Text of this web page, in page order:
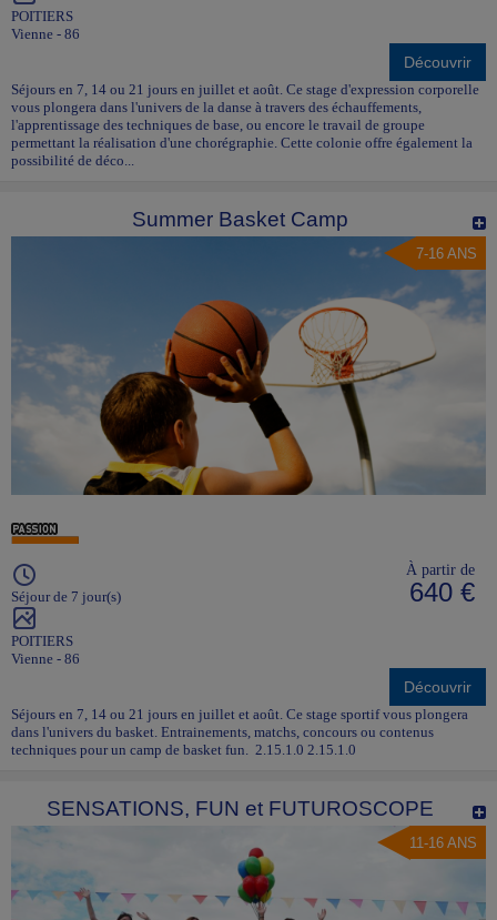
POITIERS
Vienne - 86
Découvrir
Séjours en 7, 14 ou 21 jours en juillet et août. Ce stage d'expression corporelle
vous plongera dans l'univers de la danse à travers des échauffements,
l'apprentissage des techniques de base, ou encore le travail de groupe
permettant la réalisation d'une chorégraphie. Cette colonie offre également la
possibilité de déco...
Summer Basket Camp
7-16 ANS
Séjour de 7 jour(s)
POITIERS
Vienne - 86
À partir de
640 €
Découvrir
Séjours en 7, 14 ou 21 jours en juillet et août. Ce stage sportif vous plongera
dans l'univers du basket. Entrainements, matchs, concours ou contenus
techniques pour un camp de basket fun. 2.15.1.0 2.15.1.0
SENSATIONS, FUN et FUTUROSCOPE
11-16 ANS